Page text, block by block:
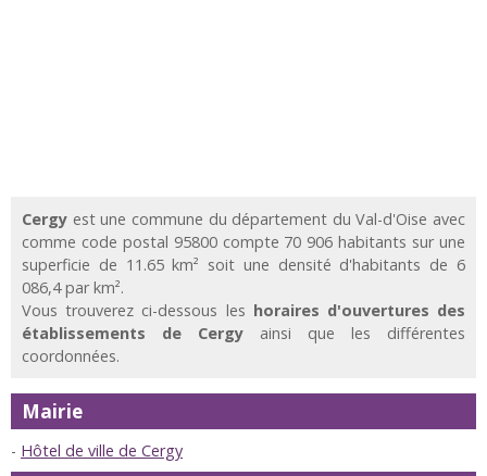
Cergy est une commune du département du Val-d'Oise avec
comme code postal 95800 compte 70 906 habitants sur une
superficie de 11.65 km² soit une densité d'habitants de 6
086,4 par km².
Vous trouverez ci-dessous les horaires d'ouvertures des
établissements de Cergy ainsi que les différentes
coordonnées.
Mairie
Hôtel de ville de Cergy